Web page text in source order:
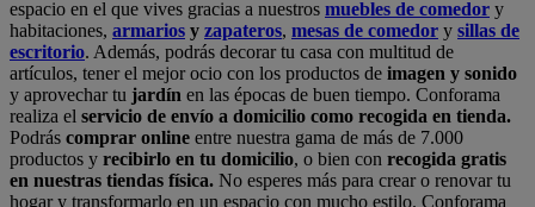
espacio en el que vives gracias a nuestros muebles de comedor y
habitaciones, armarios y zapateros, mesas de comedor y sillas de
escritorio. Además, podrás decorar tu casa con multitud de
artículos, tener el mejor ocio con los productos de imagen y sonido
y aprovechar tu jardín en las épocas de buen tiempo. Conforama
realiza el servicio de envío a domicilio como recogida en tienda.
Podrás comprar online entre nuestra gama de más de 7.000
productos y recibirlo en tu domicilio, o bien con recogida gratis
en nuestras tiendas física. No esperes más para crear o renovar tu
hogar y transformarlo en un espacio con mucho estilo. Conforama